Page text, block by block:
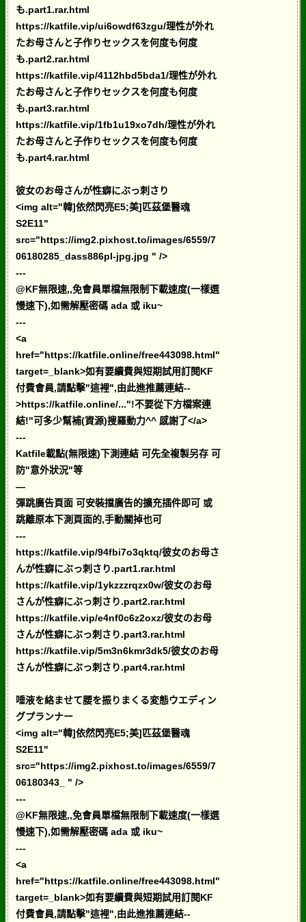
も.part1.rar.html
https://katfile.vip/ui6owdf63zgu/理性が外れ
たお母さんと子作りセックスを何度も何度
も.part2.rar.html
https://katfile.vip/4112hbd5bda1/理性が外れ
たお母さんと子作りセックスを何度も何度
も.part3.rar.html
https://katfile.vip/1fb1u19xo7dh/理性が外れ
たお母さんと子作りセックスを何度も何度
も.part4.rar.html
彼女のお母さんが性癖にぶっ刺さり
<img alt="韓]依然閃亮E5;美]匹茲堡醫魂
S2E11"
src="https://img2.pixhost.to/images/6559/7
06180285_dass886pl-jpg.jpg " />
---
@KF無限速,,免會員單檔無限制下載速度(一樣選
慢速下),如需解壓密碼 ada 或 iku~
---
<a
href="https://katfile.online/free443098.html"
target=_blank>如有要續費與短期試用訂閱KF
付費會員,請點擊"這裡",由此進推薦連結--
>https://katfile.online/..."!不要從下方檔案連
結!"可多少幫補(資源)搜羅動力^^ 感謝了</a>
---
Katfile載點(無限速)下測連結 可先全複製另存 可
防"意外狀況"等
—
彈跳廣告頁面 可安裝擋廣告的擴充插件即可 或
跳離原本下測頁面的,手動關掉也可
---
https://katfile.vip/94fbi7o3qktq/彼女のお母さ
んが性癖にぶっ刺さり.part1.rar.html
https://katfile.vip/1ykzzzrqzx0w/彼女のお母
さんが性癖にぶっ刺さり.part2.rar.html
https://katfile.vip/e4nf0c6z2oxz/彼女のお母
さんが性癖にぶっ刺さり.part3.rar.html
https://katfile.vip/5m3n6kmr3dk5/彼女のお母
さんが性癖にぶっ刺さり.part4.rar.html
唾液を絡ませて腰を振りまくる変態ウエディン
グプランナー
<img alt="韓]依然閃亮E5;美]匹茲堡醫魂
S2E11"
src="https://img2.pixhost.to/images/6559/7
06180343_ " />
---
@KF無限速,,免會員單檔無限制下載速度(一樣選
慢速下),如需解壓密碼 ada 或 iku~
---
<a
href="https://katfile.online/free443098.html"
target=_blank>如有要續費與短期試用訂閱KF
付費會員,請點擊"這裡",由此進推薦連結--